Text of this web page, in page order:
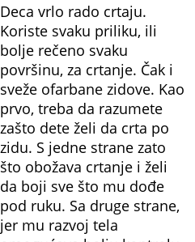
Deca vrlo rado crtaju.
Koriste svaku priliku, ili
bolje rečeno svaku
površinu, za crtanje. Čak i
sveže ofarbane zidove. Kao
prvo, treba da razumete
zašto dete želi da crta po
zidu. S jedne strane zato
što obožava crtanje i želi
da boji sve što mu dođe
pod ruku. Sa druge strane,
jer mu razvoj tela